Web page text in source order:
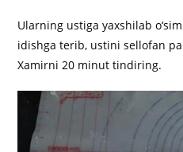
Ularning ustiga yaxshilab
idishga terib, ustini sellofan
Xamirni 20 minut tindiring.